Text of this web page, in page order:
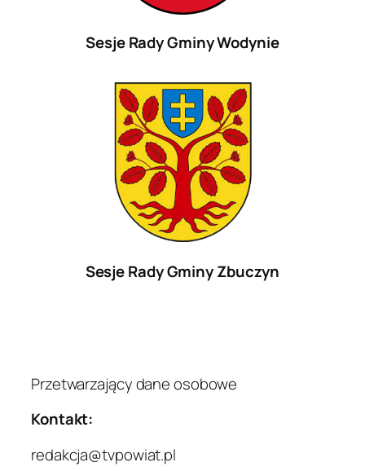
Sesje Rady Gminy Wodynie
Sesje Rady Gminy Zbuczyn
Przetwarzający dane osobowe
Kontakt:
redakcja@tvpowiat.pl